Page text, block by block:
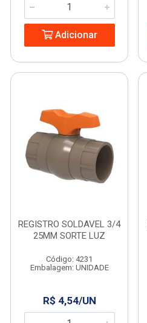
Adicionar
REGISTRO SOLDAVEL 3/4
25MM SORTE LUZ
Código: 4231
Embalagem: UNIDADE
R$ 4,54/UN